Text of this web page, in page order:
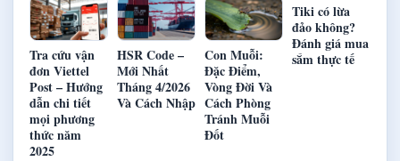
Tra cứu vận
đơn Viettel
Post – Hướng
dẫn chi tiết
mọi phương
thức năm
2025
HSR Code –
Mới Nhất
Tháng 4/2026
Và Cách Nhập
Con Muỗi:
Đặc Điểm,
Vòng Đời Và
Cách Phòng
Tránh Muỗi
Đốt
Tiki có lừa
đảo không?
Đánh giá mua
sắm thực tế